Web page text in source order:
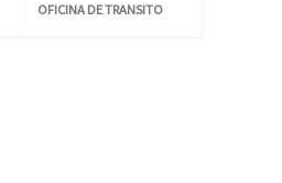
OFICINA DE TRANSITO